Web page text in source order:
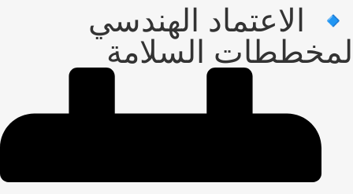
🔹 الاعتماد الهندسي
لمخططات السلامة